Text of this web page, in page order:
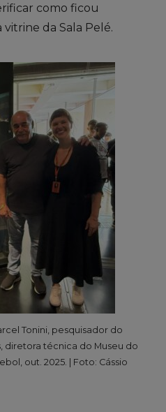
como ficou
vitrine da Sala Pelé.
Tonini, pesquisador do
diretora técnica do Museu do
out. 2025. | Foto: Cássio